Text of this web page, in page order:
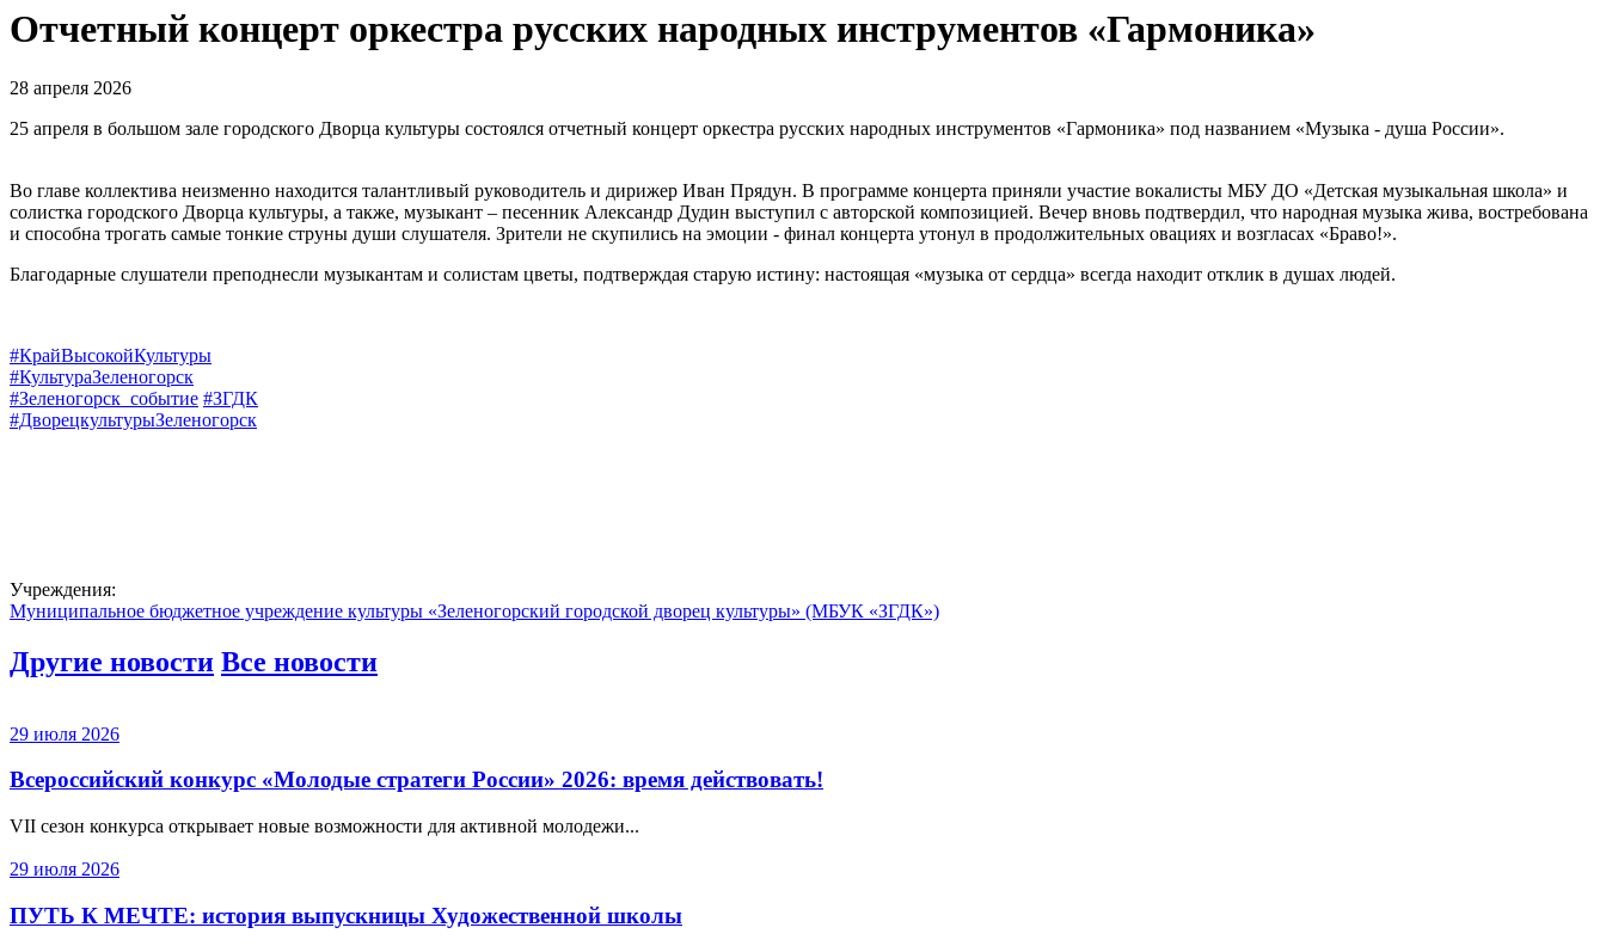
Отчетный концерт оркестра русских народных инструментов «Гармоника»
28 апреля 2026
25 апреля в большом зале городского Дворца культуры состоялся отчетный концерт оркестра русских народных инструментов «Гармоника» под названием «Музыка - душа России».
Во главе коллектива неизменно находится талантливый руководитель и дирижер Иван Прядун. В программе концерта приняли участие вокалисты МБУ ДО «Детская музыкальная школа» и
солистка городского Дворца культуры, а также, музыкант – песенник Александр Дудин выступил с авторской композицией. Вечер вновь подтвердил, что народная музыка жива, востребована
и способна трогать самые тонкие струны души слушателя. Зрители не скупились на эмоции - финал концерта утонул в продолжительных овациях и возгласах «Браво!».
Благодарные слушатели преподнесли музыкантам и солистам цветы, подтверждая старую истину: настоящая «музыка от сердца» всегда находит отклик в душах людей.
#КрайВысокойКультуры
#КультураЗеленогорск
#Зеленогорск_событие #ЗГДК
#ДворецкультурыЗеленогорск
Учреждения:
Муниципальное бюджетное учреждение культуры «Зеленогорский городской дворец культуры» (МБУК «ЗГДК»)
Другие новости Все новости
29 июля 2026
Всероссийский конкурс «Молодые стратеги России» 2026: время действовать!
VII сезон конкурса открывает новые возможности для активной молодежи...
29 июля 2026
ПУТЬ К МЕЧТЕ: история выпускницы Художественной школы